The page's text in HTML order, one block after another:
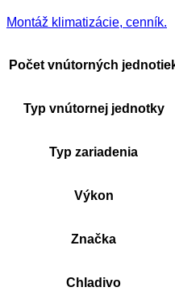
Montáž klimatizácie, cenník.
Počet vnútorných
Typ vnútornej jednotky
Typ zariadenia
Výkon
Značka
Chladivo